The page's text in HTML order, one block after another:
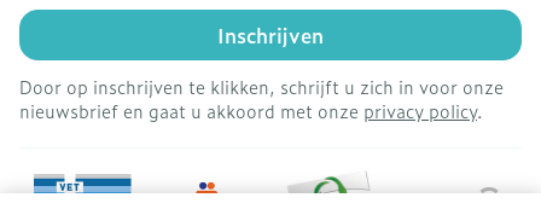
Inschrijven
Door op inschrijven te klikken, schrijft u zich in voor onze
nieuwsbrief en gaat u akkoord met onze privacy policy.